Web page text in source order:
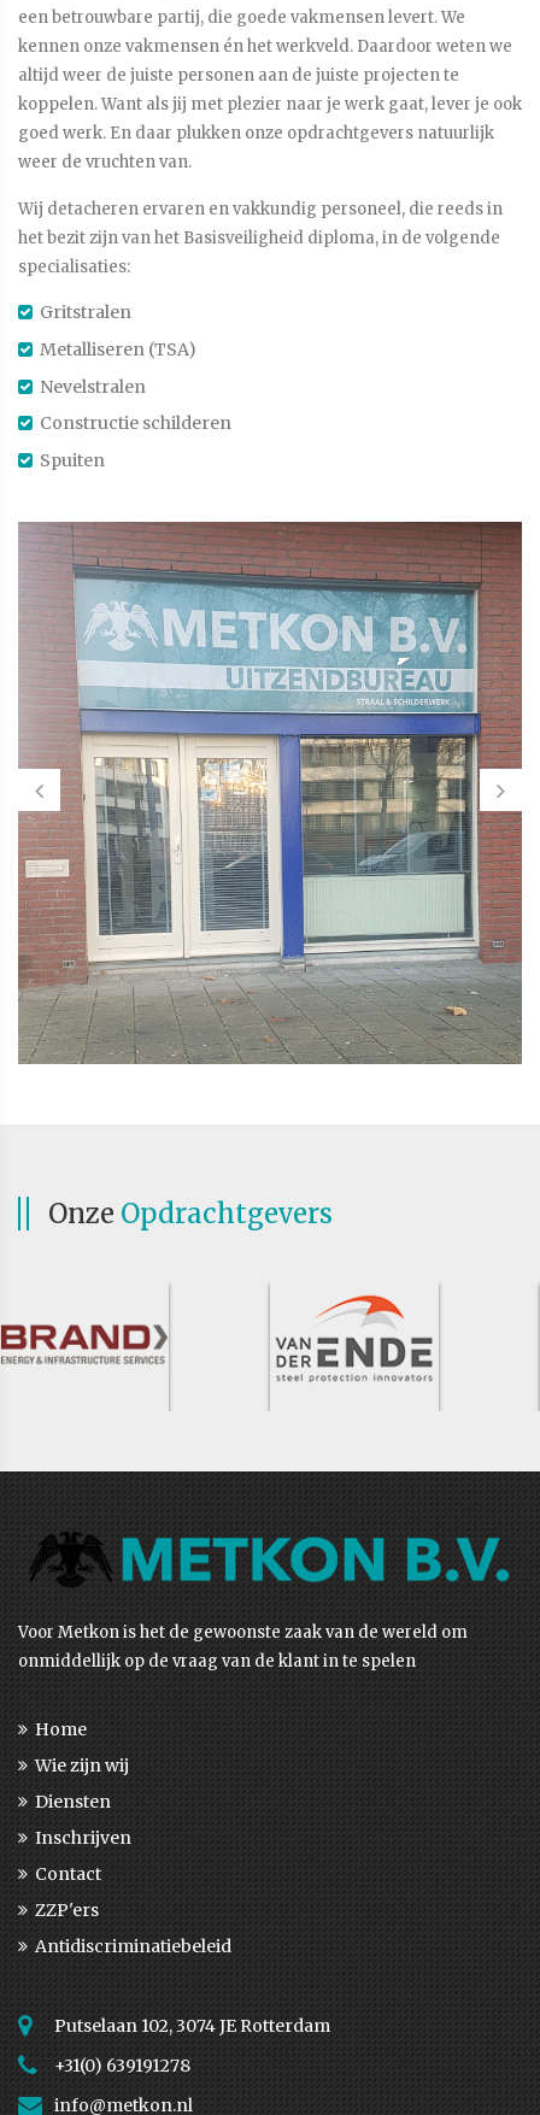
een betrouwbare partij, die goede vakmensen levert. We
kennen onze vakmensen én het werkveld. Daardoor weten we
altijd weer de juiste personen aan de juiste projecten te
koppelen. Want als jij met plezier naar je werk gaat, lever je ook
goed werk. En daar plukken onze opdrachtgevers natuurlijk
weer de vruchten van.
Wij detacheren ervaren en vakkundig personeel, die reeds in
het bezit zijn van het Basisveiligheid diploma, in de volgende
specialisaties:
Gritstralen
Metalliseren (TSA)
Nevelstralen
Constructie schilderen
Spuiten
Onze Opdrachtgevers
Voor Metkon is het de gewoonste zaak van de wereld om
onmiddellijk op de vraag van de klant in te spelen
Home
Wie zijn wij
Diensten
Inschrijven
Contact
ZZP'ers
Antidiscriminatiebeleid
Putselaan 102, 3074 JE Rotterdam
+31(0) 639191278
info@metkon.nl